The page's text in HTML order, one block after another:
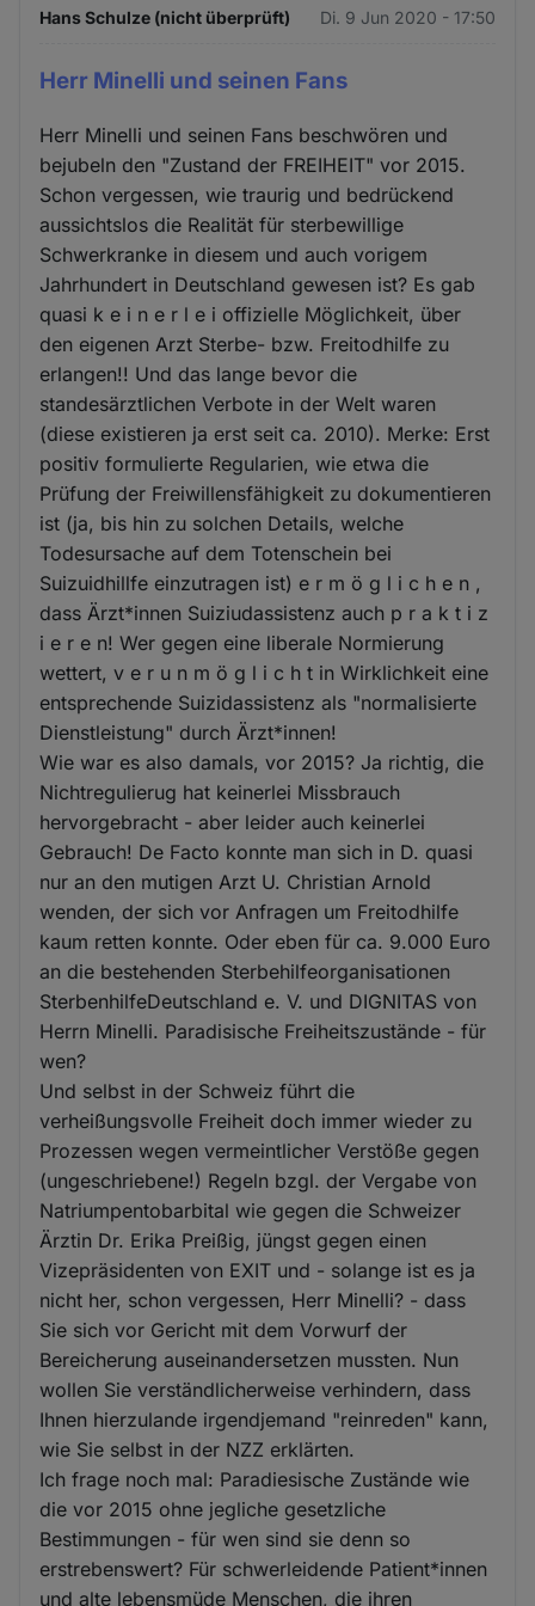
Hans Schulze (nicht überprüft) Di. 9 Jun 2020 - 17:50
Herr Minelli und seinen Fans
Herr Minelli und seinen Fans beschwören und
bejubeln den "Zustand der FREIHEIT" vor 2015.
Schon vergessen, wie traurig und bedrückend
aussichtslos die Realität für sterbewillige
Schwerkranke in diesem und auch vorigem
Jahrhundert in Deutschland gewesen ist? Es gab
quasi k e i n e r l e i offizielle Möglichkeit, über
den eigenen Arzt Sterbe- bzw. Freitodhilfe zu
erlangen!! Und das lange bevor die
standesärztlichen Verbote in der Welt waren
(diese existieren ja erst seit ca. 2010). Merke: Erst
positiv formulierte Regularien, wie etwa die
Prüfung der Freiwillensfähigkeit zu dokumentieren
ist (ja, bis hin zu solchen Details, welche
Todesursache auf dem Totenschein bei
Suizuidhillfe einzutragen ist) e r m ö g l i c h e n ,
dass Ärzt*innen Suiziudassistenz auch p r a k t i z
i e r e n! Wer gegen eine liberale Normierung
wettert, v e r u n m ö g l i c h t in Wirklichkeit eine
entsprechende Suizidassistenz als "normalisierte
Dienstleistung" durch Ärzt*innen!
Wie war es also damals, vor 2015? Ja richtig, die
Nichtregulierug hat keinerlei Missbrauch
hervorgebracht - aber leider auch keinerlei
Gebrauch! De Facto konnte man sich in D. quasi
nur an den mutigen Arzt U. Christian Arnold
wenden, der sich vor Anfragen um Freitodhilfe
kaum retten konnte. Oder eben für ca. 9.000 Euro
an die bestehenden Sterbehilfeorganisationen
SterbenhilfeDeutschland e. V. und DIGNITAS von
Herrn Minelli. Paradisische Freiheitszustände - für
wen?
Und selbst in der Schweiz führt die
verheißungsvolle Freiheit doch immer wieder zu
Prozessen wegen vermeintlicher Verstöße gegen
(ungeschriebene!) Regeln bzgl. der Vergabe von
Natriumpentobarbital wie gegen die Schweizer
Ärztin Dr. Erika Preißig, jüngst gegen einen
Vizepräsidenten von EXIT und - solange ist es ja
nicht her, schon vergessen, Herr Minelli? - dass
Sie sich vor Gericht mit dem Vorwurf der
Bereicherung auseinandersetzen mussten. Nun
wollen Sie verständlicherweise verhindern, dass
Ihnen hierzulande irgendjemand "reinreden" kann,
wie Sie selbst in der NZZ erklärten.
Ich frage noch mal: Paradiesische Zustände wie
die vor 2015 ohne jegliche gesetzliche
Bestimmungen - für wen sind sie denn so
erstrebenswert? Für schwerleidende Patient*innen
und alte lebensmüde Menschen, die ihren